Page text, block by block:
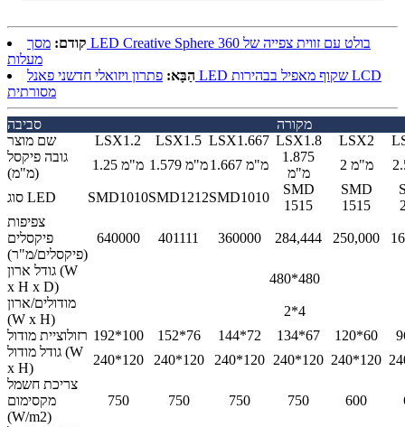
קודם: מסך LED Creative Sphere בולט עם זווית צפייה של 360
מעלות
הַבָּא: פתרון ויזואלי חדשני פאנל LED שקוף מאפיל בבהירות LCD
מסורתית
סביבה
מקורה
שם מוצר
LSX1.2 LSX1.5 LSX1.667 LSX1.8 LSX2
גובה פיקסל
(מ"מ)
1.25 מ"מ 1.579 מ"מ 1.667 מ"מ
1.875
מ"מ
2 מ"מ
סוג LED SMD1010SMD1212SMD1010
SMD
1515
SMD
1515
צפיפות
פיקסלים
(פיקסלים/מ"ר)
640000 401111 360000 284,444 250,000
גודל ארון (W
x H x D)
480*480
מודולים/ארון
(W x H)
2*4
רזולוציית מודול 192*100 152*76 144*72 134*67 120*60
גודל מודול (W
x H)
240*120 240*120 240*120 240*120 240*120
צריכת חשמל
מקסימום
(W/m2)
750 750 750 750 600